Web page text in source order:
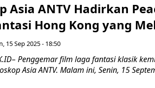
Asia ANTV Hadirkan
Hong Kong yang
15 Sep 2025 - 18:50
Penggemar film laga fantasi klasik
Asia ANTV. Malam ini, Senin, 15